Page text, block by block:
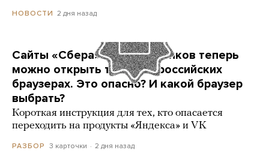
НОВОСТИ 2 дня назад
Сайты «Сбера» и других банков теперь
можно открыть только в российских
браузерах. Это опасно? И какой браузер
выбрать?
Короткая инструкция для тех, кто опасается
переходить на продукты «Яндекса» и VK
РАЗБОР 3 карточки 2 дня назад